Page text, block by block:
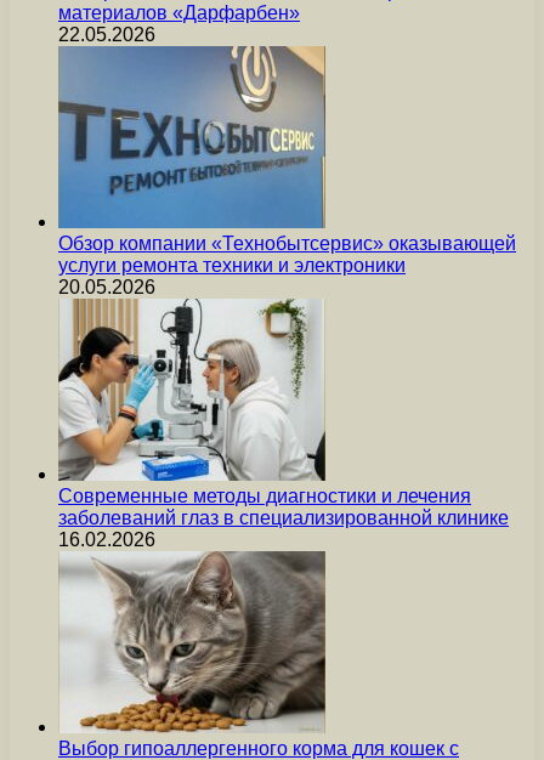
материалов «Дарфарбен»
22.05.2026
Обзор компании «Технобытсервис» оказывающей
услуги ремонта техники и электроники
20.05.2026
Современные методы диагностики и лечения
заболеваний глаз в специализированной клинике
16.02.2026
Выбор гипоаллергенного корма для кошек с